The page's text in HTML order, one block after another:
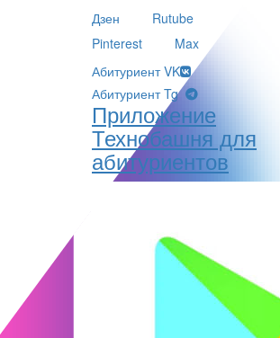
Дзен
Rutube
Pinterest
Max
Абитуриент VK
Абитуриент Tg
Приложение
Технобашня для
абитуриентов